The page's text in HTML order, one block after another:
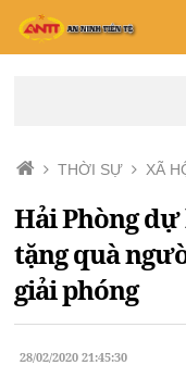
THỜI SỰ XÃ
Hải Phòng
tặng quà
giải phóng
28/02/2020 21:45:30